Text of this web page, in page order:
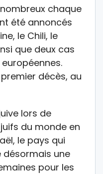
chaque
été annoncés
le Chili, le
que deux cas
décès, au
lors de
du monde en
le pays qui
désormais une
pour les